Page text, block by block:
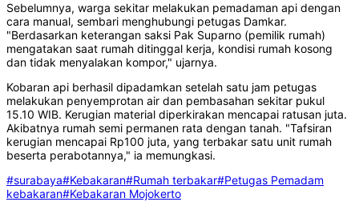
Sebelumnya, warga sekitar melakukan pemadaman api dengan
cara manual, sembari menghubungi petugas Damkar.
"Berdasarkan keterangan saksi Pak Suparno (pemilik rumah)
mengatakan saat rumah ditinggal kerja, kondisi rumah kosong
dan tidak menyalakan kompor," ujarnya.
Kobaran api berhasil dipadamkan setelah satu jam petugas
melakukan penyemprotan air dan pembasahan sekitar pukul
15.10 WIB. Kerugian material diperkirakan mencapai ratusan juta.
Akibatnya rumah semi permanen rata dengan tanah. "Tafsiran
kerugian mencapai Rp100 juta, yang terbakar satu unit rumah
beserta perabotannya," ia memungkasi.
#surabaya#Kebakaran#Rumah terbakar#Petugas Pemadam
kebakaran#Kebakaran Mojokerto